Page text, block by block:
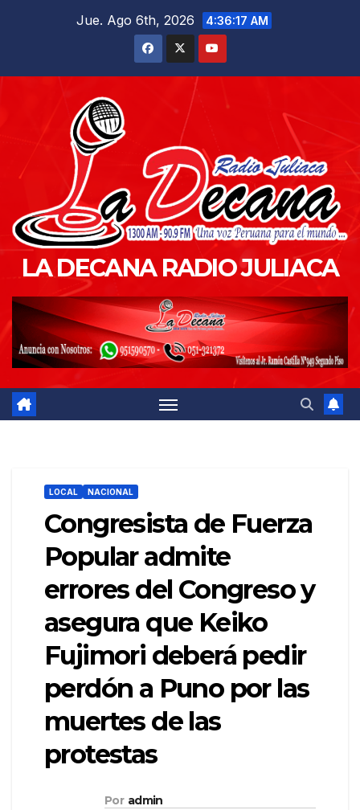
Jue. Ago 6th, 2026 4:36:19 AM
LA DECANA RADIO JULIACA
LOCAL NACIONAL
Congresista de Fuerza
Popular admite
errores del Congreso y
asegura que Keiko
Fujimori deberá pedir
perdón a Puno por las
muertes de las
protestas
Por admin